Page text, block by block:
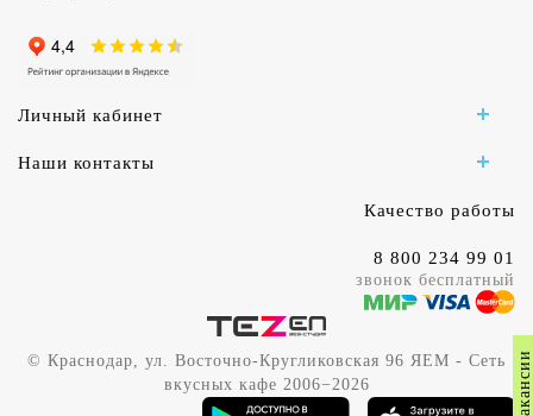
Личный кабинет
Наши контакты
Качество работы
8 800 234 99 01
звонок бесплатный
© Краснодар, ул. Восточно-Кругликовская 96 ЯЕМ - Сеть
вкусных кафе 2006−2026
Вакансии